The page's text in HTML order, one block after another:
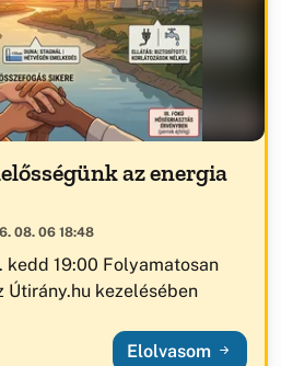
az energia
08. 06 18:48
19:00 Folyamatosan
kezelésében
Elolvasom